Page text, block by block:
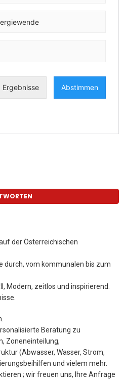
der Österreichischen
durch, vom kommunalen bis zum
Modern, zeitlos und inspirierend.
Beratung zu
Zoneneinteilung,
(Abwasser, Wasser, Strom,
und vielem mehr.
; wir freuen uns, Ihre Anfrage